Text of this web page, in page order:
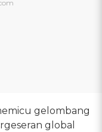
gelombang
global